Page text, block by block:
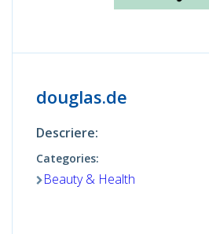
douglas.de
Descriere:
Categories:
Beauty & Health